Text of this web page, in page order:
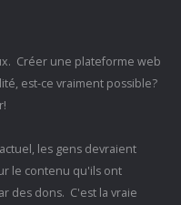
Créer une plateforme web
est-ce vraiment possible?
les gens devraient
le contenu qu'ils ont
des dons. C'est la vraie